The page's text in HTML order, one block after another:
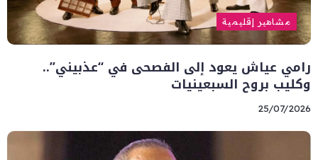
مشاهير إقليمية
رامي عياش يعود إلى الفصحى في “عذبيني”..
وكليب بروح السبعينيات
25/07/2026